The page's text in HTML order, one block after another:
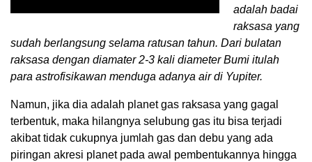
adalah badai
raksasa yang
sudah berlangsung selama ratusan tahun. Dari bulatan
raksasa dengan diamater 2-3 kali diameter Bumi itulah
para astrofisikawan menduga adanya air di Yupiter.
Namun, jika dia adalah planet gas raksasa yang gagal
terbentuk, maka hilangnya selubung gas itu bisa terjadi
akibat tidak cukupnya jumlah gas dan debu yang ada
piringan akresi planet pada awal pembentukannya hingga